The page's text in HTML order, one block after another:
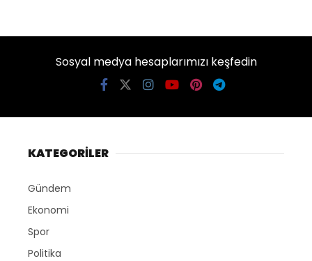
Sosyal medya hesaplarımızı keşfedin
KATEGORİLER
Gündem
Ekonomi
Spor
Politika